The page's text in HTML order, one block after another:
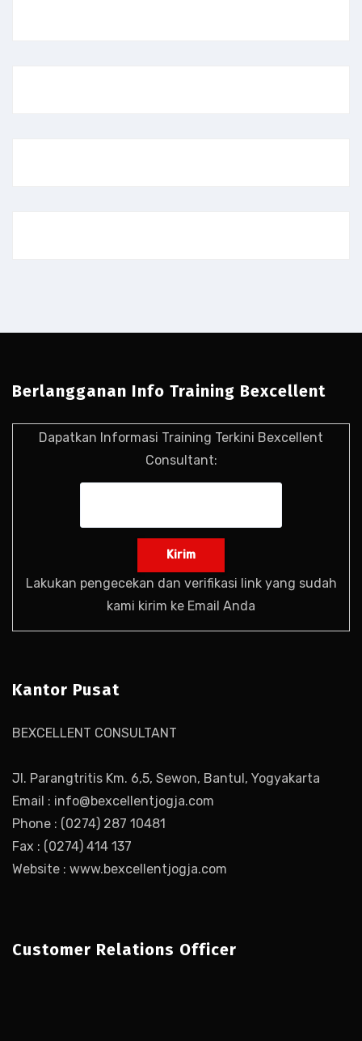
Berlangganan Info Training Bexcellent
Dapatkan Informasi Training Terkini Bexcellent
Consultant:
Lakukan pengecekan dan verifikasi link yang sudah
kami kirim ke Email Anda
Kantor Pusat
BEXCELLENT CONSULTANT
Jl. Parangtritis Km. 6,5, Sewon, Bantul, Yogyakarta
Email : info@bexcellentjogja.com
Phone : (0274) 287 10481
Fax : (0274) 414 137
Website : www.bexcellentjogja.com
Customer Relations Officer